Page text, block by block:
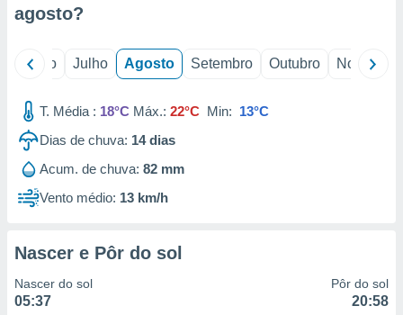
de
agosto?
Junho Julho Agosto Setembro Outubro Novembro
T. Média : 18°C Máx.: 22°C Min: 13°C
Dias de chuva: 14dias
Acum. de chuva: 82 mm
Vento médio: 13 km/h
Nascer e Pôr do sol
Nascer do sol
05:37
Pôr do sol
20:58